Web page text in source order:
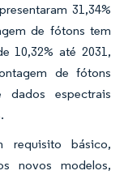
31,34%
de fótons tem
10,32% até 2031,
de fótons
dados espectrais
requisito básico,
novos modelos,